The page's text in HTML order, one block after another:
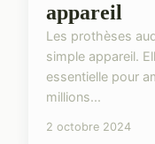
appareil
Les prothèses
simple appareil.
essentielle pour
millions...
2 octobre 2024